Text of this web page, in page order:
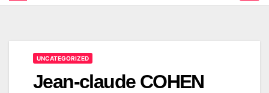
UNCATEGORIZED
Jean-claude COHEN